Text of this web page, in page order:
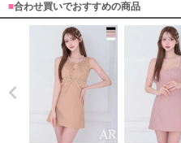
■合わせ買いでおすすめの商品